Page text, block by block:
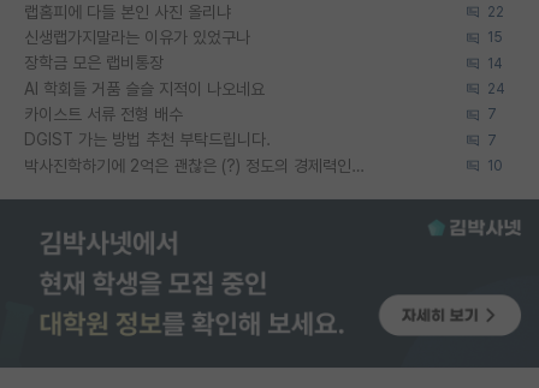
랩홈피에 다들 본인 사진 올리냐 22
신생랩가지말라는 이유가 있었구나 15
장학금 모은 랩비통장 14
AI 학회들 거품 슬슬 지적이 나오네요 24
카이스트 서류 전형 배수 7
DGIST 가는 방법 추천 부탁드립니다. 7
박사진학하기에 2억은 괜찮은 (?) 정도의 경제력인가요 10